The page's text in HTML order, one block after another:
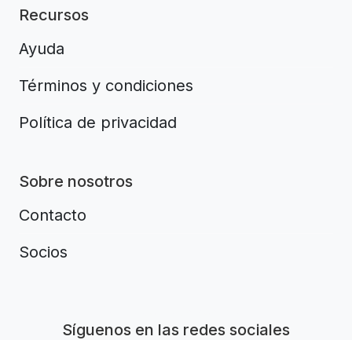
Recursos
Ayuda
Términos y condiciones
Política de privacidad
Sobre nosotros
Contacto
Socios
Síguenos en las redes sociales